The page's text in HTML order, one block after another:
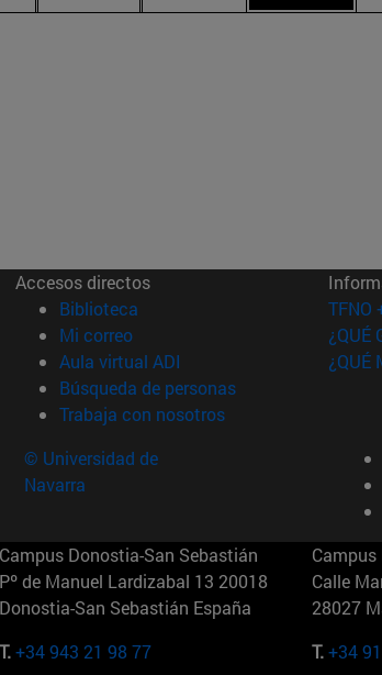
Accesos directos
Biblioteca (abre en nueva ventana)
Mi correo(abre en nueva ventana)
Aula virtual ADI (abre en nueva ventana)
Búsqueda de personas(abre en nueva
Trabaja con nosotros(abre en nueva
TFNO
¿QUÉ
¿QUÉ
© Universidad de
Navarra
Campus Donostia-San Sebastián
Pº de Manuel Lardizabal 13 20018
Donostia-San Sebastián España
T.+34 943 21 98 77
Calle
28027
T.+34